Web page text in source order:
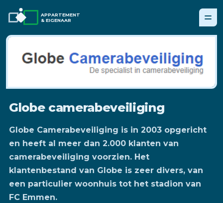
APPARTEMENT
& EIGENAAR
Globe camerabeveiliging
Globe Camerabeveiliging is in 2003 opgericht
en heeft al meer dan 2.000 klanten van
camerabeveiliging voorzien. Het
klantenbestand van Globe is zeer divers, van
een particulier woonhuis tot het stadion van
FC Emmen.